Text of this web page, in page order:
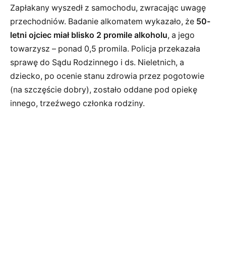
Zapłakany wyszedł z samochodu, zwracając uwagę
przechodniów. Badanie alkomatem wykazało, że 50-
letni ojciec miał blisko 2 promile alkoholu, a jego
towarzysz – ponad 0,5 promila. Policja przekazała
sprawę do Sądu Rodzinnego i ds. Nieletnich, a
dziecko, po ocenie stanu zdrowia przez pogotowie
(na szczęście dobry), zostało oddane pod opiekę
innego, trzeźwego członka rodziny.